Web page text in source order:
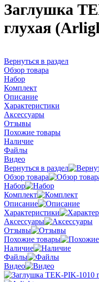
Заглушка
глухая
Вернуться в раздел
Обзор товара
Набор
Комплект
Описание
Характеристики
Аксессуары
Отзывы
Похожие товары
Наличие
Файлы
Видео
Вернуться в раздел
Обзор товара
Набор
Комплект
Описание
Характеристики
Аксессуары
Отзывы
Похожие товары
Наличие
Файлы
Видео